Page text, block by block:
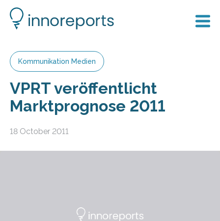
Kommunikation Medien
VPRT veröffentlicht
Marktprognose 2011
18 October 2011